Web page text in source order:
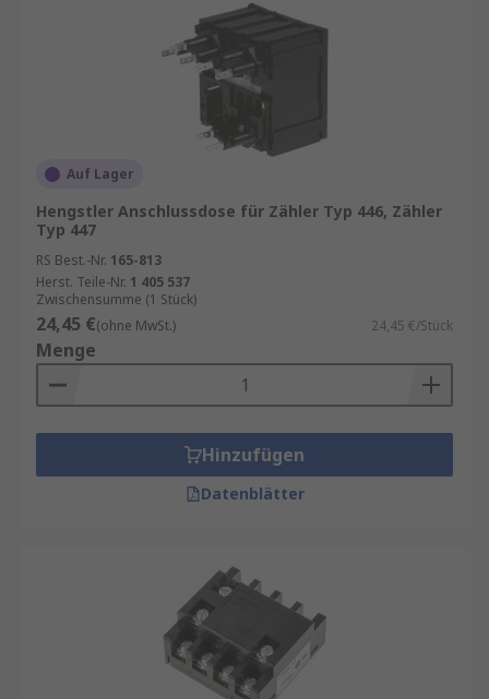
Auf Lager
Hengstler Anschlussdose für Zähler Typ 446, Zähler
Typ 447
RS Best.-Nr. 165-813
Herst. Teile-Nr. 1 405 537
Zwischensumme (1 Stück)
24,45 €(ohne MwSt.) 24,45 €/Stück
Menge
Hinzufügen
Datenblätter